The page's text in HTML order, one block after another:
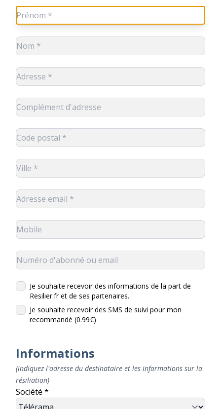
Je souhaite recevoir des informations de la part de
Resilier.fr et de ses partenaires.
Je souhaite recevoir des SMS de suivi pour mon
recommandé (0.99€)
Informations
(indiquez l'adresse du destinataire et les informations sur la
résiliation)
Société *